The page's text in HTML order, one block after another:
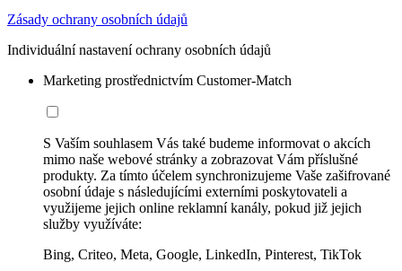
Zásady ochrany osobních údajů
Individuální nastavení ochrany osobních údajů
Marketing prostřednictvím Customer-Match
S Vaším souhlasem Vás také budeme informovat o akcích
mimo naše webové stránky a zobrazovat Vám příslušné
produkty. Za tímto účelem synchronizujeme Vaše zašifrované
osobní údaje s následujícími externími poskytovateli a
využijeme jejich online reklamní kanály, pokud již jejich
služby využíváte:
Bing, Criteo, Meta, Google, LinkedIn, Pinterest, TikTok